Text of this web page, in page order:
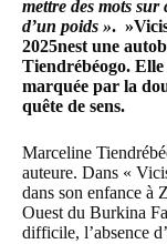
mettre des mots sur
d’un poids ».
2025nest une
Tiendrébéogo. Elle
marquée par la
quête de sens.
Marceline
auteure. Dans «
dans son enfance à
Ouest du Burkina
difficile, l’absence